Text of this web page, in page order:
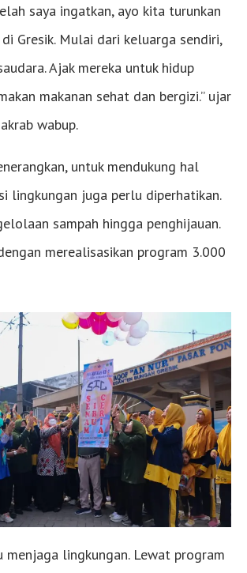
saya ingatkan, ayo kita turunkan
Gresik. Mulai dari keluarga sendiri,
Ajak mereka untuk hidup
makanan sehat dan bergizi.” ujar
wabup.
untuk mendukung hal
lingkungan juga perlu diperhatikan.
sampah hingga penghijauan.
merealisasikan program 3.000
menjaga lingkungan. Lewat program